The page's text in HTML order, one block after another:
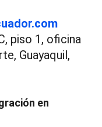
piso 1, oficina
Guayaquil,
en